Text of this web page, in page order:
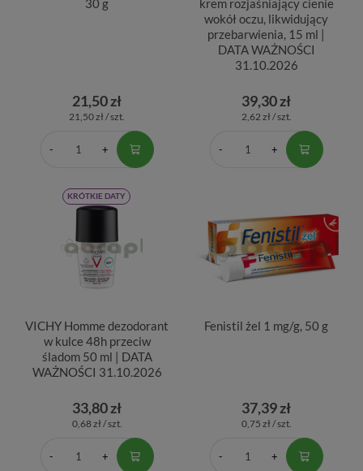
30 g
21,50 zł
21,50 zł / szt.
krem rozjaśniający cienie
wokół oczu, likwidujący
przebarwienia, 15 ml |
DATA WAŻNOŚCI
31.10.2026
39,30 zł
2,62 zł / szt.
KRÓTKIE DATY
VICHY Homme dezodorant
w kulce 48h przeciw
śladom 50 ml | DATA
WAŻNOŚCI 31.10.2026
33,80 zł
0,68 zł / szt.
Fenistil żel 1 mg/g, 50 g
37,39 zł
0,75 zł / szt.